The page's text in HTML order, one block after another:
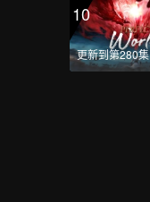
10
更新到第280集